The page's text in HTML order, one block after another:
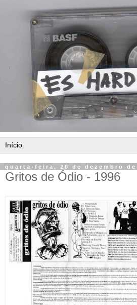
quarta-feira, 20 de dezembro de
Gritos de Ódio - 1996